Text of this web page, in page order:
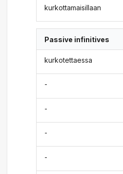
kurkottamaisillaan
Passive infinitives
kurkotettaessa
-
-
-
-